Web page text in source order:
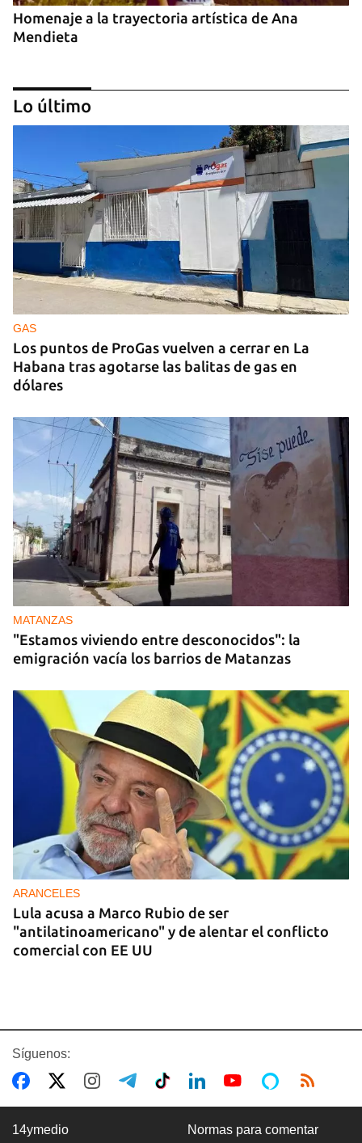
Homenaje a la trayectoria artística de Ana
Mendieta
Estreno del documental ‘Chirino’, del cineasta
cubano Jorge Soliño
Lo último
GAS
Los puntos de ProGas vuelven a cerrar en La
Habana tras agotarse las balitas de gas en
dólares
MATANZAS
"Estamos viviendo entre desconocidos": la
emigración vacía los barrios de Matanzas
ARANCELES
Lula acusa a Marco Rubio de ser
"antilatinoamericano" y de alentar el conflicto
comercial con EE UU
Síguenos:
14ymedio Normas para comentar